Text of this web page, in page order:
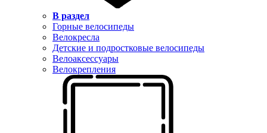
В раздел
Горные велосипеды
Велокресла
Детские и подростковые велосипеды
Велоаксессуары
Велокрепления